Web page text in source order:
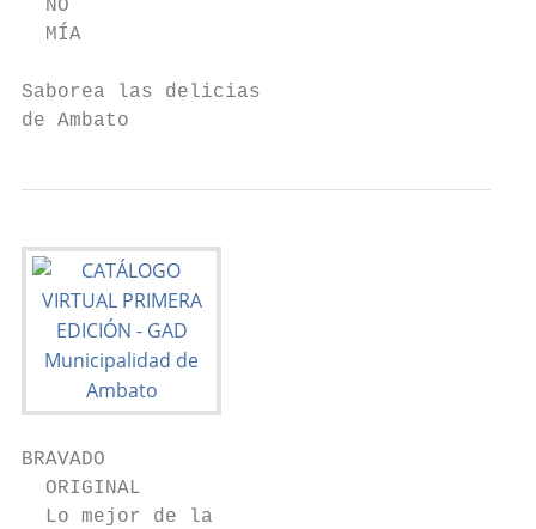
  NO
  MÍA
Saborea las delicias
de Ambato
BRAVADO
  ORIGINAL
  Lo mejor de la